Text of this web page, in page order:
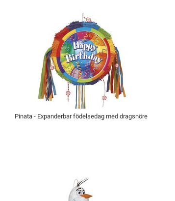
Pinata - Expanderbar födelsedag med dragsnöre